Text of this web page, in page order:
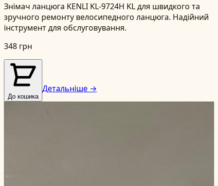
Знімач ланцюга KENLI KL-9724H KL для швидкого та
зручного ремонту велосипедного ланцюга. Надійний
інструмент для обслуговування.
348 грн
До кошика
Детальніше →